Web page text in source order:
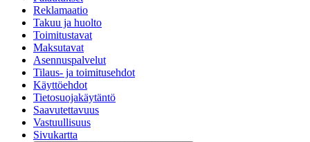
Reklamaatio
Takuu ja huolto
Toimitustavat
Maksutavat
Asennuspalvelut
Tilaus- ja toimitusehdot
Käyttöehdot
Tietosuojakäytäntö
Saavutettavuus
Vastuullisuus
Sivukartta